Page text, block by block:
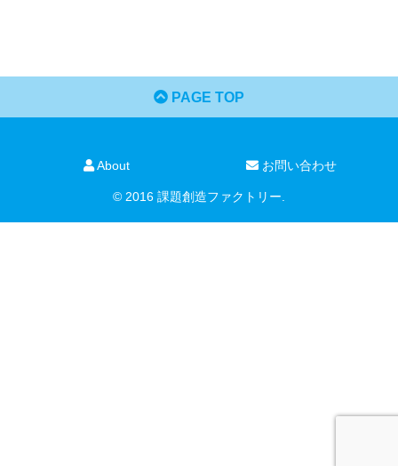
PAGE TOP
About お問い合わせ
© 2016 課題創造ファクトリー.